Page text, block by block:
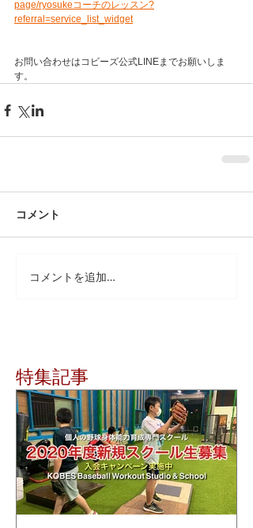
page/ryosukeコーチのレッスン?
referral=service_list_widget
お問い合わせはコビーズ公式LINEまでお願いしま
す。
コメント
コメントを追加…
特集記事